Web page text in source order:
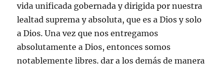
vida unificada gobernada y dirigida por nuestra
lealtad suprema y absoluta, que es a Dios y solo
a Dios. Una vez que nos entregamos
absolutamente a Dios, entonces somos
notablemente libres. dar a los demás de manera